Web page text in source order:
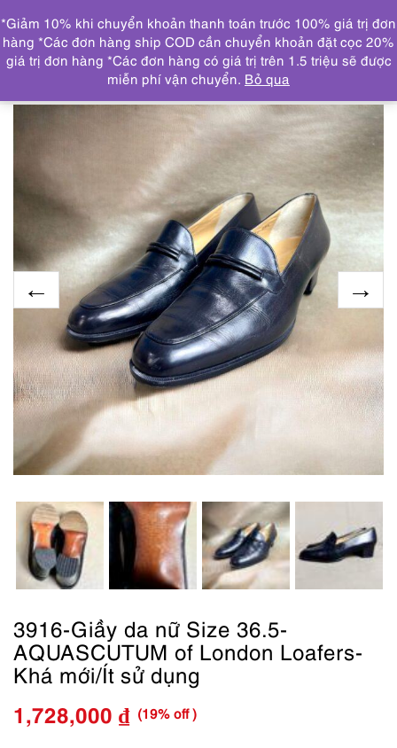
DANH MỤC
Trang chủ GIẦY, DÉP
3916-Giầy da nữ Size 36.5-
AQUASCUTUM of London Loafers-Khá mới/Ít sử dụng
3916-Giầy da nữ Size 36.5-
AQUASCUTUM of London Loafers-
Khá mới/Ít sử dụng
Giá
1,728,000 ₫
Giá
(19% off )
*Giảm 10% khi chuyển khoản thanh toán trước 100% giá trị đơn
hàng *Các đơn hàng ship COD cần chuyển khoản đặt cọc 20%
giá trị đơn hàng *Các đơn hàng có giá trị trên 1.5 triệu sẽ được
miễn phí vận chuyển. Bỏ qua